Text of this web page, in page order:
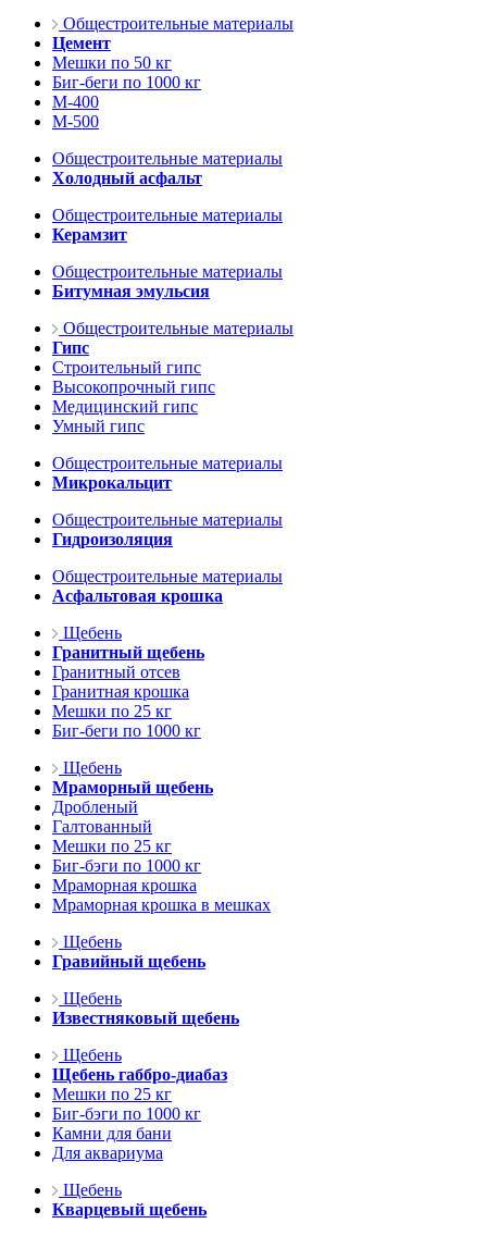
Общестроительные материалы
Цемент
Мешки по 50 кг
Биг-беги по 1000 кг
М-400
М-500
Общестроительные материалы
Холодный асфальт
Общестроительные материалы
Керамзит
Общестроительные материалы
Битумная эмульсия
Общестроительные материалы
Гипс
Строительный гипс
Высокопрочный гипс
Медицинский гипс
Умный гипс
Общестроительные материалы
Микрокальцит
Общестроительные материалы
Гидроизоляция
Общестроительные материалы
Асфальтовая крошка
Щебень
Гранитный щебень
Гранитный отсев
Гранитная крошка
Мешки по 25 кг
Биг-беги по 1000 кг
Щебень
Мраморный щебень
Дробленый
Галтованный
Мешки по 25 кг
Биг-бэги по 1000 кг
Мраморная крошка
Мраморная крошка в мешках
Щебень
Гравийный щебень
Щебень
Известняковый щебень
Щебень
Щебень габбро-диабаз
Мешки по 25 кг
Биг-бэги по 1000 кг
Камни для бани
Для аквариума
Щебень
Кварцевый щебень